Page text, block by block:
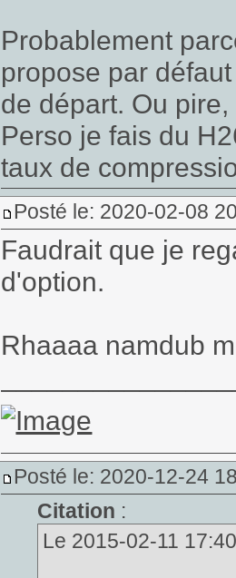
Probablement
propose par
de départ. Ou
Perso je fais du
taux de
Posté le: 2020-02-08
Faudrait que je
d'option.
Rhaaaa namdub
Posté le: 2020-12-24
Citation :
Le 2015-02-11